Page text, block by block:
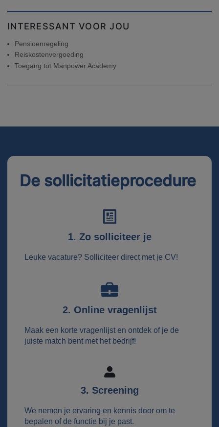
INTERESSANT VOOR JOU
Pensioenregeling
Reiskostenvergoeding
Toegang tot Manpower Academy
De sollicitatieprocedure
1. Zo solliciteer je
Leuke vacature? Solliciteer direct met je CV!
2. Online vragenlijst
Maak een korte vragenlijst en ontdek of je de
juiste match bent met het bedrijf!
3. Screening
We nemen je ervaring en kennis door om te
bepalen of de functie bij je past.